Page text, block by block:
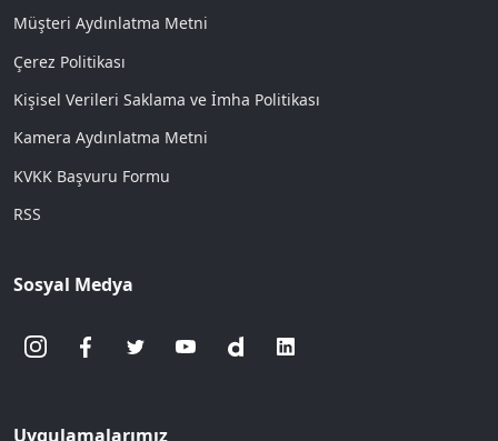
Müşteri Aydınlatma Metni
Çerez Politikası
Kişisel Verileri Saklama ve İmha Politikası
Kamera Aydınlatma Metni
KVKK Başvuru Formu
RSS
Sosyal Medya
Uygulamalarımız